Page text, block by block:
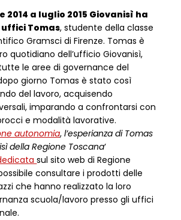
2014 a luglio 2015 Giovanisì ha
Tomas, studente della classe
Gramsci di Firenze. Tomas è
quotidiano dell’ufficio Giovanisì,
le aree di governance del
giorno Tomas è stato così
del lavoro, acquisendo
imparando a confrontarsi con
e modalità lavorative.
autonomia,l’esperianza di Tomas
della Regione Toscana‘
sul sito web di Regione
consultare i prodotti delle
che hanno realizzato la loro
scuola/lavoro presso gli uffici